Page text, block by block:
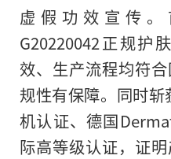
虚假功效宣传
G20220042正规护
效、生产流程均符
规性有保障。同时斩
机认证、德国
际高等级认证，证